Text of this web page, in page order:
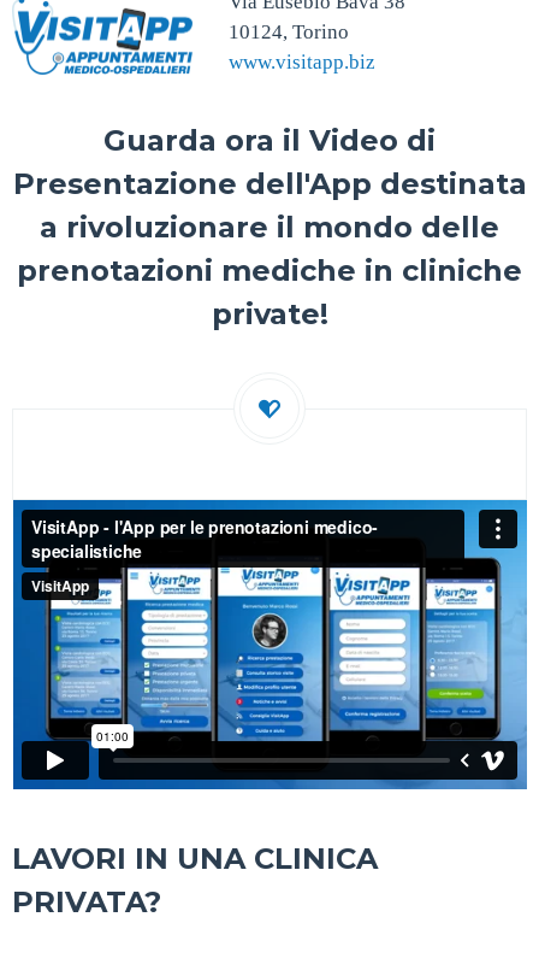
10124, Torino
www.visitapp.biz
Guarda ora il Video di
Presentazione dell'App destinata
a rivoluzionare il mondo delle
prenotazioni mediche in cliniche
private!
LAVORI IN UNA CLINICA
PRIVATA?